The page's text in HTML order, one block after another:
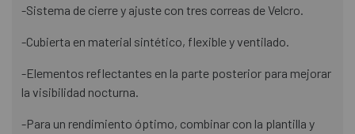
-Sistema de cierre y ajuste con tres correas de Velcro.
-Cubierta en material sintético, flexible y ventilado.
-Elementos reflectantes en la parte posterior para mejorar
la visibilidad nocturna.
-Para un rendimiento óptimo, combinar con la plantilla y